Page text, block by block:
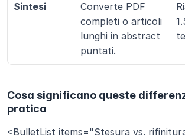
Sintesi
Converte PDF
completi o articoli
lunghi in abstract
puntati.
Cosa significano queste
pratica
<BulletList items="Stesura vs.